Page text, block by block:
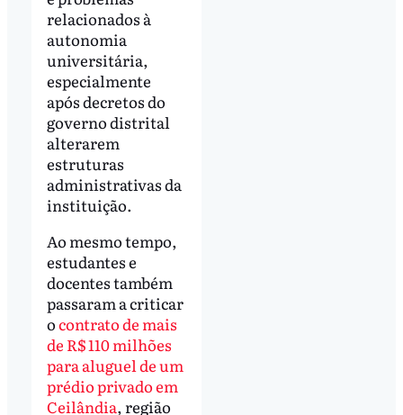
relacionados à
autonomia
universitária,
especialmente
após decretos do
governo distrital
alterarem
estruturas
administrativas da
instituição.
Ao mesmo tempo,
estudantes e
docentes também
passaram a criticar
ocontrato de mais
de R$ 110 milhões
para aluguel de um
prédio privado em
Ceilândia, região